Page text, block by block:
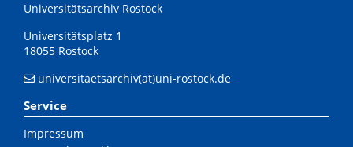
Universitätsarchiv Rostock
Universitätsplatz 1
18055 Rostock
universitaetsarchiv(at)uni-rostock.de
Service
Impressum